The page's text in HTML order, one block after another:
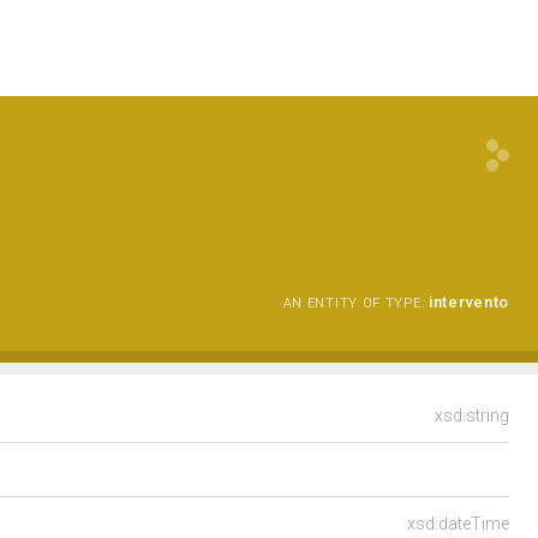
AN ENTITY OF TYPE: intervento
xsd:string
xsd:dateTime